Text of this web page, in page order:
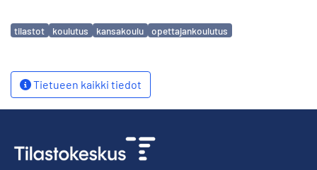
Avainsanat
tilastot koulutus kansakoulu opettajankoulutus
Tietueen kaikki tiedot